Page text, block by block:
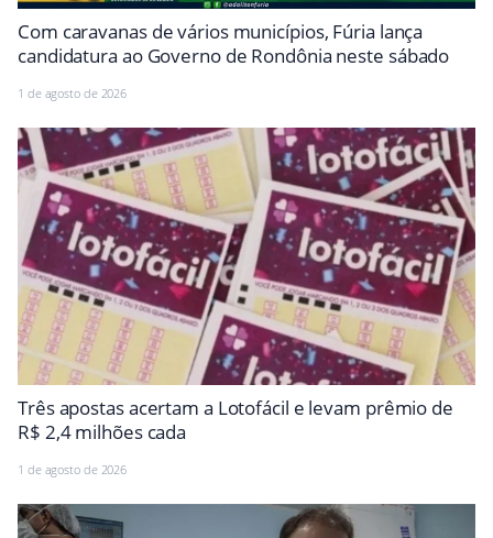
Com caravanas de vários municípios, Fúria lança
candidatura ao Governo de Rondônia neste sábado
1 de agosto de 2026
Três apostas acertam a Lotofácil e levam prêmio de
R$ 2,4 milhões cada
1 de agosto de 2026